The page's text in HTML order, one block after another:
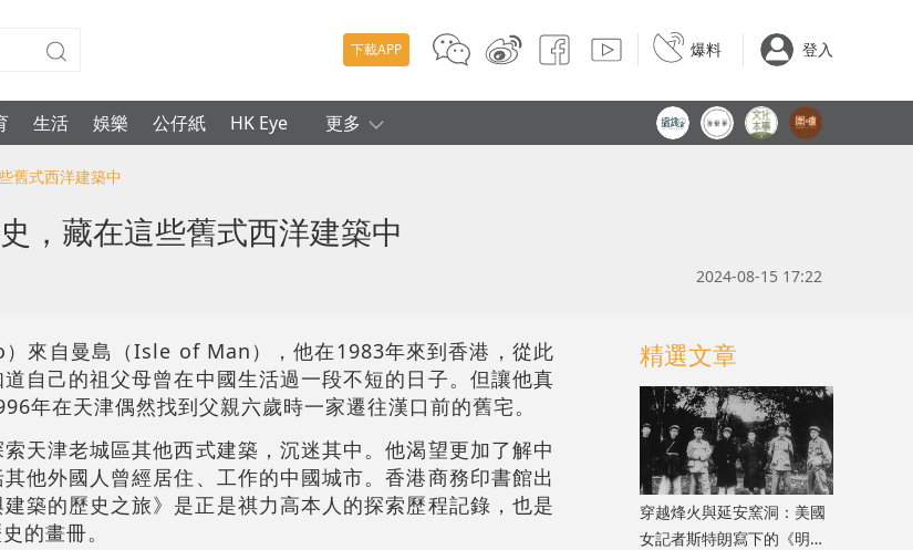
下載APP 爆料 登入
生活 娛樂 公仔紙 HK Eye 更多
舊式西洋建築中
，藏在這些舊式西洋建築中
2024-08-15 17:22
來自曼島（Isle of Man），他在1983年來到香港，從此
自己的祖父母曾在中國生活過一段不短的日子。但讓他真
年在天津偶然找到父親六歲時一家遷往漢口前的舊宅。
天津老城區其他西式建築，沉迷其中。他渴望更加了解中
他外國人曾經居住、工作的中國城市。香港商務印書館出
築的歷史之旅》是正是祺力高本人的探索歷程記錄，也是
的畫冊。
精選文章
穿越烽火與延安窯洞：美國
女記者斯特朗寫下的《明日